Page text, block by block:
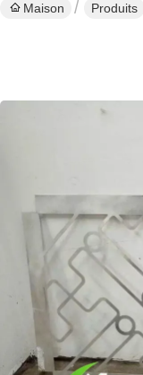
Maison Produits